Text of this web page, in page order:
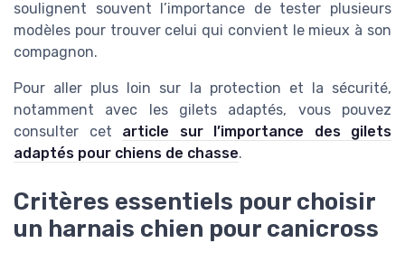
soulignent souvent l’importance de tester plusieurs
modèles pour trouver celui qui convient le mieux à son
compagnon.
Pour aller plus loin sur la protection et la sécurité,
notamment avec les gilets adaptés, vous pouvez
consulter cet article sur l’importance des gilets
adaptés pour chiens de chasse.
Critères essentiels pour choisir
un harnais chien pour canicross